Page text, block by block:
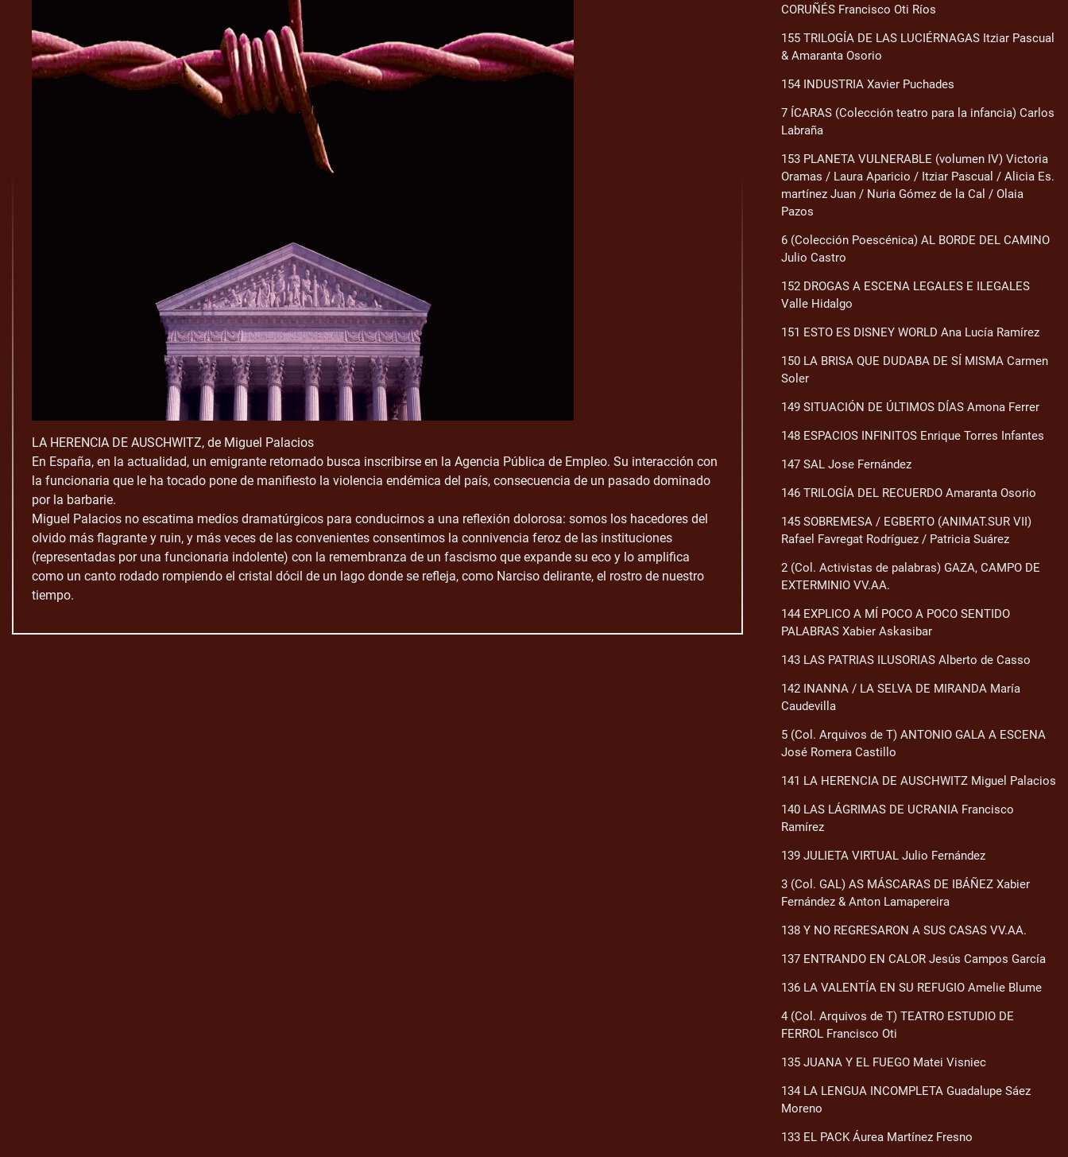
LA HERENCIA DE AUSCHWITZ, de Miguel Palacios
En España, en la actualidad, un emigrante retornado busca inscribirse en la Agencia Pública de Empleo. Su interacción con
la funcionaria que le ha tocado pone de manifiesto la violencia endémica del país, consecuencia de un pasado dominado
por la barbarie.
Miguel Palacios no escatima medíos dramatúrgicos para conducirnos a una reflexión dolorosa: somos los hacedores del
olvido más flagrante y ruin, y más veces de las convenientes consentimos la connivencia feroz de las instituciones
(representadas por una funcionaria indolente) con la remembranza de un fascismo que expande su eco y lo amplifica
como un canto rodado rompiendo el cristal dócil de un lago donde se refleja, como Narciso delirante, el rostro de nuestro
tiempo.
CORUÑÉS Francisco Oti Ríos
155 TRILOGÍA DE LAS LUCIÉRNAGAS Itziar Pascual
& Amaranta Osorio
154 INDUSTRIA Xavier Puchades
7 ÍCARAS (Colección teatro para la infancia) Carlos
Labraña
153 PLANETA VULNERABLE (volumen IV) Victoria
Oramas / Laura Aparicio / Itziar Pascual / Alicia Es.
martínez Juan / Nuria Gómez de la Cal / Olaia
Pazos
6 (Colección Poescénica) AL BORDE DEL CAMINO
Julio Castro
152 DROGAS A ESCENA LEGALES E ILEGALES
Valle Hidalgo
151 ESTO ES DISNEY WORLD Ana Lucía Ramírez
150 LA BRISA QUE DUDABA DE SÍ MISMA Carmen
Soler
149 SITUACIÓN DE ÚLTIMOS DÍAS Amona Ferrer
148 ESPACIOS INFINITOS Enrique Torres Infantes
147 SAL Jose Fernández
146 TRILOGÍA DEL RECUERDO Amaranta Osorio
145 SOBREMESA / EGBERTO (ANIMAT.SUR VII)
Rafael Favregat Rodríguez / Patricia Suárez
2 (Col. Activistas de palabras) GAZA, CAMPO DE
EXTERMINIO VV.AA.
144 EXPLICO A MÍ POCO A POCO SENTIDO
PALABRAS Xabier Askasibar
143 LAS PATRIAS ILUSORIAS Alberto de Casso
142 INANNA / LA SELVA DE MIRANDA María
Caudevilla
5 (Col. Arquivos de T) ANTONIO GALA A ESCENA
José Romera Castillo
141 LA HERENCIA DE AUSCHWITZ Miguel Palacios
140 LAS LÁGRIMAS DE UCRANIA Francisco
Ramírez
139 JULIETA VIRTUAL Julio Fernández
3 (Col. GAL) AS MÁSCARAS DE IBÁÑEZ Xabier
Fernández & Anton Lamapereira
138 Y NO REGRESARON A SUS CASAS VV.AA.
137 ENTRANDO EN CALOR Jesús Campos García
136 LA VALENTÍA EN SU REFUGIO Amelie Blume
4 (Col. Arquivos de T) TEATRO ESTUDIO DE
FERROL Francisco Oti
135 JUANA Y EL FUEGO Matei Visniec
134 LA LENGUA INCOMPLETA Guadalupe Sáez
Moreno
133 EL PACK Áurea Martínez Fresno